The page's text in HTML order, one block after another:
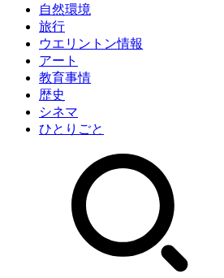
自然環境
旅行
ウエリントン情報
アート
教育事情
歴史
シネマ
ひとりごと